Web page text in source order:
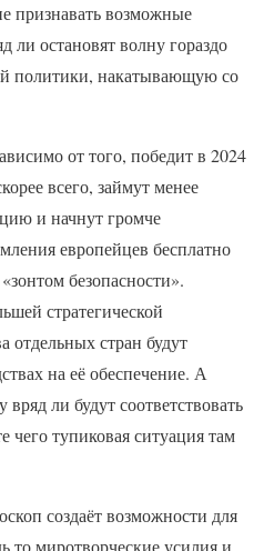
признавать возможные
ли остановят волну гораздо
политики, накатывающую со
от того, победит в 2024
всего, займут менее
и начнут громче
европейцев бесплатно
безопасности».
стратегической
отдельных стран будут
на её обеспечение. А
ли будут соответствовать
чего тупиковая ситуация там
создаёт возможности для